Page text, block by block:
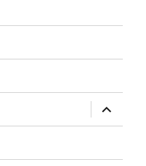
ouvrir
le
sous-